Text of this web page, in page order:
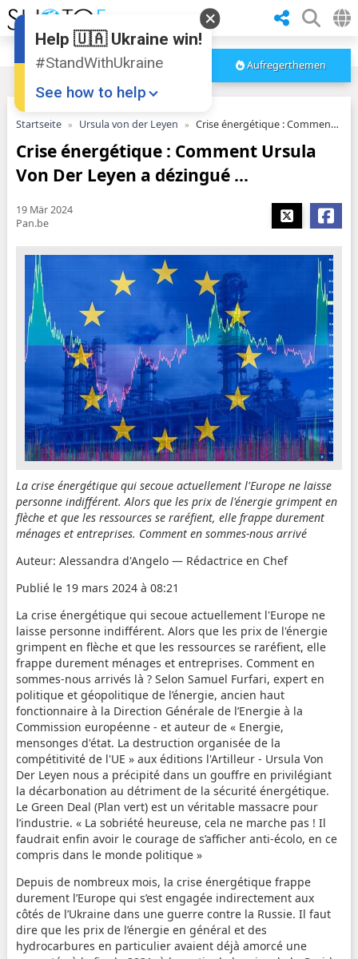
Aufregerthemen
Startseite Ursula von der Leyen Crise énergétique : Comment Ursula Von Der Leyen a dézingué ...
Crise énergétique : Comment Ursula
Von Der Leyen a dézingué ...
19 Mär 2024
Pan.be
La crise énergétique qui secoue actuellement l'Europe ne laisse
personne indifférent. Alors que les prix de l'énergie grimpent en
flèche et que les ressources se raréfient, elle frappe durement
ménages et entreprises. Comment en sommes-nous arrivé
Auteur: Alessandra d'Angelo — Rédactrice en Chef
Publié le 19 mars 2024 à 08:21
La crise énergétique qui secoue actuellement l'Europe ne
laisse personne indifférent. Alors que les prix de l'énergie
grimpent en flèche et que les ressources se raréfient, elle
frappe durement ménages et entreprises. Comment en
sommes-nous arrivés là ? Selon Samuel Furfari, expert en
politique et géopolitique de l’énergie, ancien haut
fonctionnaire à la Direction Générale de l’Energie à la
Commission européenne - et auteur de « Energie,
mensonges d'état. La destruction organisée de la
compétitivité de l'UE » aux éditions l'Artilleur - Ursula Von
Der Leyen nous a précipité dans un gouffre en privilégiant
la décarbonation au détriment de la sécurité énergétique.
Le Green Deal (Plan vert) est un véritable massacre pour
l’industrie. « La sobriété heureuse, cela ne marche pas ! Il
faudrait enfin avoir le courage de s’afficher anti-écolo, en ce
compris dans le monde politique »
Depuis de nombreux mois, la crise énergétique frappe
durement l’Europe qui s’est engagée indirectement aux
côtés de l’Ukraine dans une guerre contre la Russie. Il faut
dire que les prix de l’énergie en général et des
hydrocarbures en particulier avaient déjà amorcé une
Help 🇺🇦 Ukraine win!
#StandWithUkraine
See how to help
Support Ukraine
❤
Share this widget